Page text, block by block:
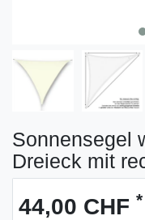
Sonnensegel
Dreieck mit
44,00 CHF *